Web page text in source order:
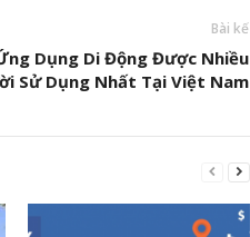
Bài kế
Dụng Di Động Được Nhiều
Sử Dụng Nhất Tại Việt Nam